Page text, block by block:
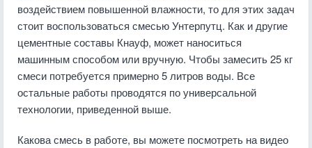
воздействием повышенной влажности, то для этих задач
стоит воспользоваться смесью Унтерпутц. Как и другие
цементные составы Кнауф, может наноситься
машинным способом или вручную. Чтобы замесить 25 кг
смеси потребуется примерно 5 литров воды. Все
остальные работы проводятся по универсальной
технологии, приведенной выше.
Какова смесь в работе, вы можете посмотреть на видео